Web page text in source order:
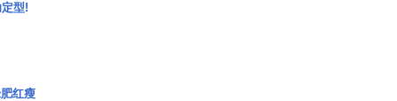
型!
红瘦